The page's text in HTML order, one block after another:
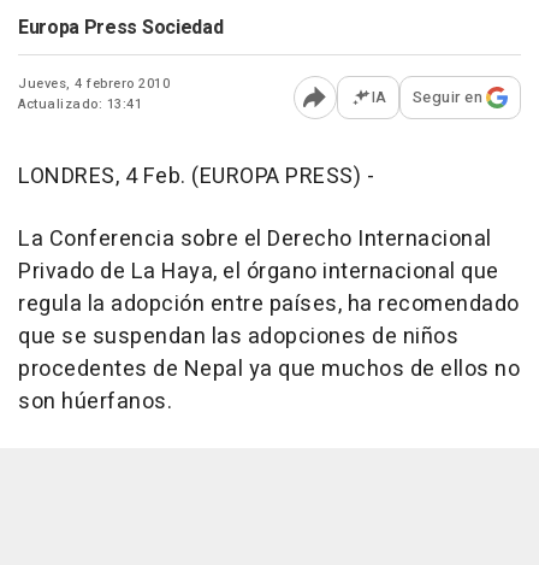
Europa Press Sociedad
Jueves, 4 febrero 2010
Actualizado: 13:41
Abrir opciones para
IA Seguir en
LONDRES, 4 Feb. (EUROPA PRESS) -
La Conferencia sobre el Derecho Internacional
Privado de La Haya, el órgano internacional que
regula la adopción entre países, ha recomendado
que se suspendan las adopciones de niños
procedentes de Nepal ya que muchos de ellos no
son húerfanos.